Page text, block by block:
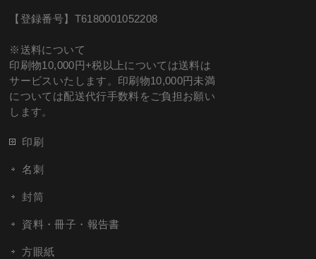
【登録番号】T6180001052208
※送料について
印刷物10,000円+税以上については送料は
サービスいたします。印刷物10,000円未満
については配送代行手数料をご負担お願い
します。
印刷
名刺
封筒
資料・冊子・報告書
方眼紙